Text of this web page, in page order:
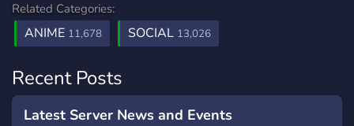
Related Categories:
ANIME 11,678 SOCIAL 13,026
Recent Posts
Latest Server News and Events